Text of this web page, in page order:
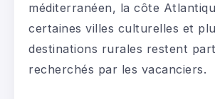
méditerranéen, la côte
certaines villes culturelles et
destinations rurales restent
recherchés par les vacanciers.